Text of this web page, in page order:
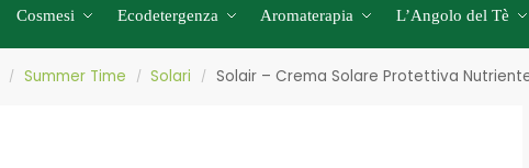
Cosmesi Ecodetergenza Aromaterapia L’Angolo del Tè
/ Summer Time / Solari / Solair – Crema Solare Protettiva